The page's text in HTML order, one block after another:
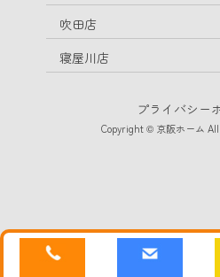
吹田店
寝屋川店
プライバシー
Copyright © 京阪ホーム All